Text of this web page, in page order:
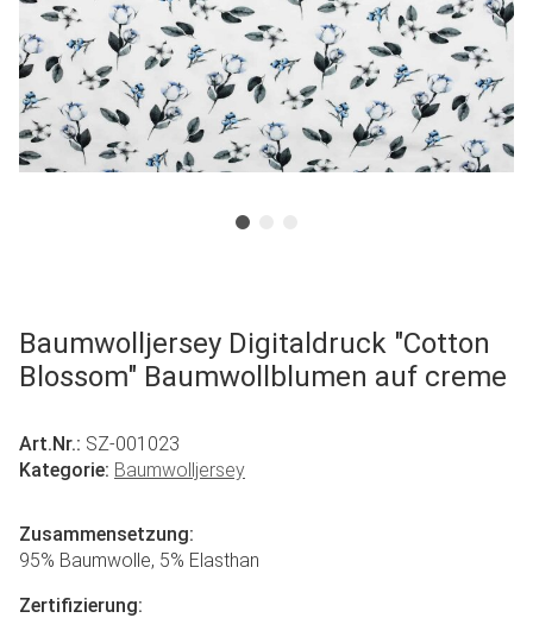
Baumwolljersey Digitaldruck "Cotton
Blossom" Baumwollblumen auf creme
Art.Nr.: SZ-001023
Kategorie: Baumwolljersey
Zusammensetzung:
95% Baumwolle, 5% Elasthan
Zertifizierung: